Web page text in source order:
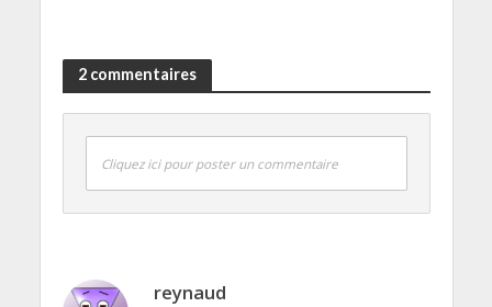
2 commentaires
Cliquez ici pour poster un commentaire
reynaud